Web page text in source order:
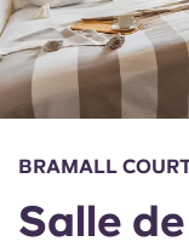
Sélectionnez
BRAMALL
Salle